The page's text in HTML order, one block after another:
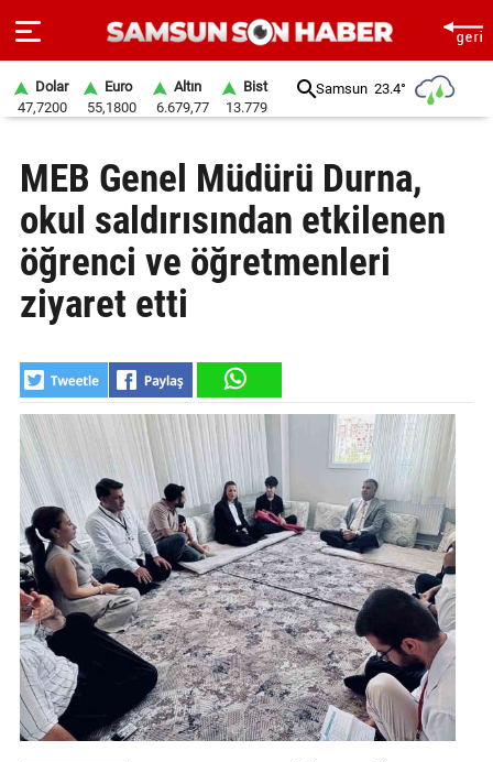
SAYFA
SAMSUN
HABER
SAMSUNSPOR
SİYASET
EKONOMİ
DÜNYA
MAGAZİN
GALERİ
VİDEO
YAZARLAR
BİZE
ULAŞIN
Dolar
47,7200
Euro
55,1800
Altın
6.679,77
Bist
13.779
Samsun 23.4°
MEB Genel Müdürü Durna,
okul saldırısından etkilenen
öğrenci ve öğretmenleri
ziyaret etti